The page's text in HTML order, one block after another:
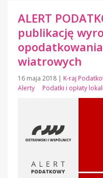
ALERT
publikację
wiatrowych
16 maja 2018 | K-raj
Alerty
Podatki i opłaty